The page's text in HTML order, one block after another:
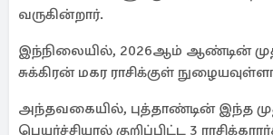
வருகின்றார்.
இந்நிலையில், 2026ஆம் ஆண்டின்
சுக்கிரன் மகர ராசிக்குள்
அந்தவகையில், புத்தாண்டின் இந்த
பெயர்ச்சியால் குறிப்பிட்ட 3